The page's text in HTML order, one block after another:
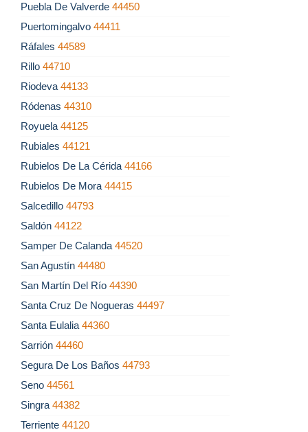
Puebla De Valverde 44450
Puertomingalvo 44411
Ráfales 44589
Rillo 44710
Riodeva 44133
Ródenas 44310
Royuela 44125
Rubiales 44121
Rubielos De La Cérida 44166
Rubielos De Mora 44415
Salcedillo 44793
Saldón 44122
Samper De Calanda 44520
San Agustín 44480
San Martín Del Río 44390
Santa Cruz De Nogueras 44497
Santa Eulalia 44360
Sarrión 44460
Segura De Los Baños 44793
Seno 44561
Singra 44382
Terriente 44120